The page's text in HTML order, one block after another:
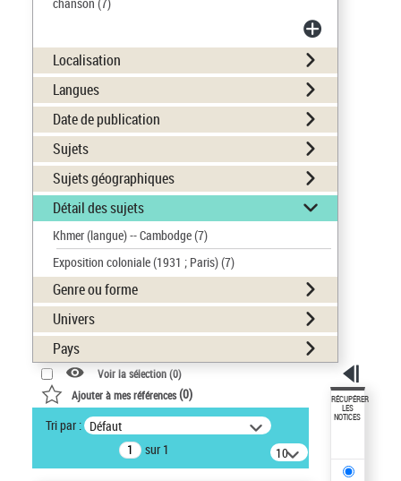
Localisation
Langues
Date de publication
Sujets
Sujets géographiques
Détail des sujets
Khmer (langue) -- Cambodge(7)
Exposition coloniale (1931 ; Paris)(7)
Genre ou forme
Univers
Pays
Voir la sélection (0)
Ajouter à mes références(0)
Tri par : Défaut
sur 1
10
résultats/page
RÉCUPÉRER
LES
NOTICES